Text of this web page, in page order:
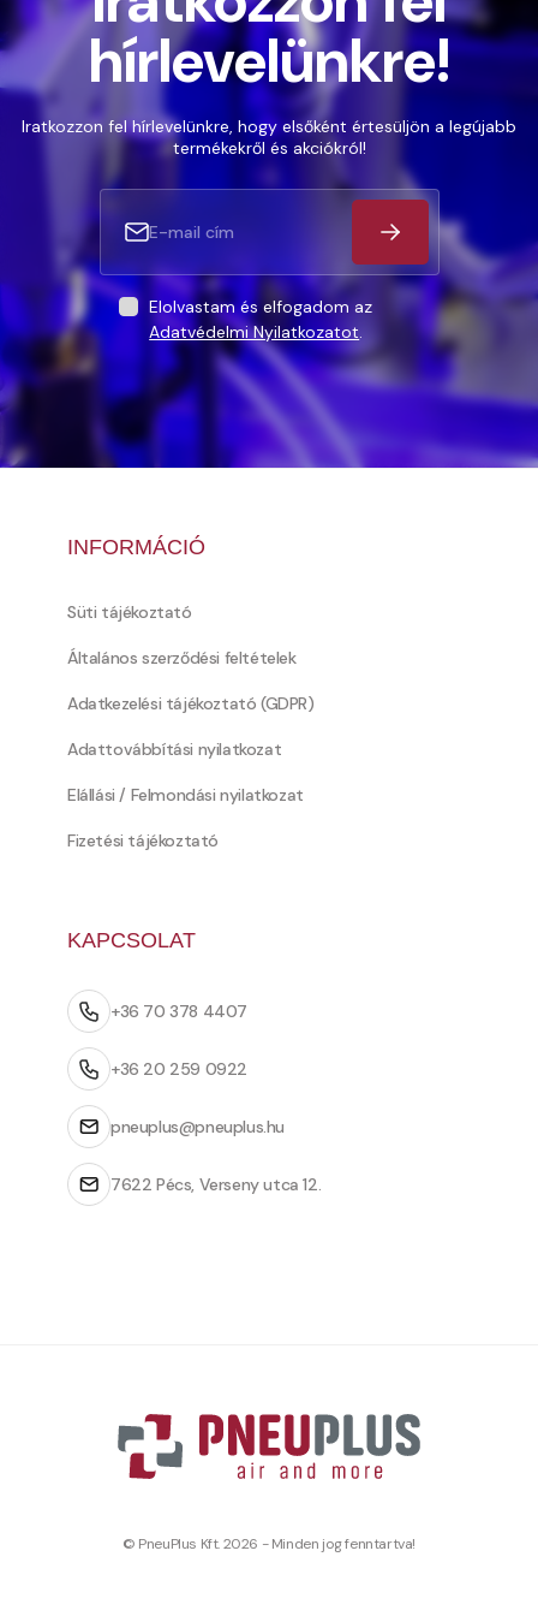
hírlevelünkre!
Iratkozzon fel hírlevelünkre, hogy elsőként értesüljön a legújabb
termékekről és akciókról!
Elolvastam és elfogadom az
Adatvédelmi Nyilatkozatot.
INFORMÁCIÓ
Süti tájékoztató
Általános szerződési feltételek
Adatkezelési tájékoztató (GDPR)
Adattovábbítási nyilatkozat
Elállási / Felmondási nyilatkozat
Fizetési tájékoztató
KAPCSOLAT
+36 70 378 4407
+36 20 259 0922
pneuplus@pneuplus.hu
7622 Pécs, Verseny utca 12.
© PneuPlus Kft. 2026 - Minden jog fenntartva!